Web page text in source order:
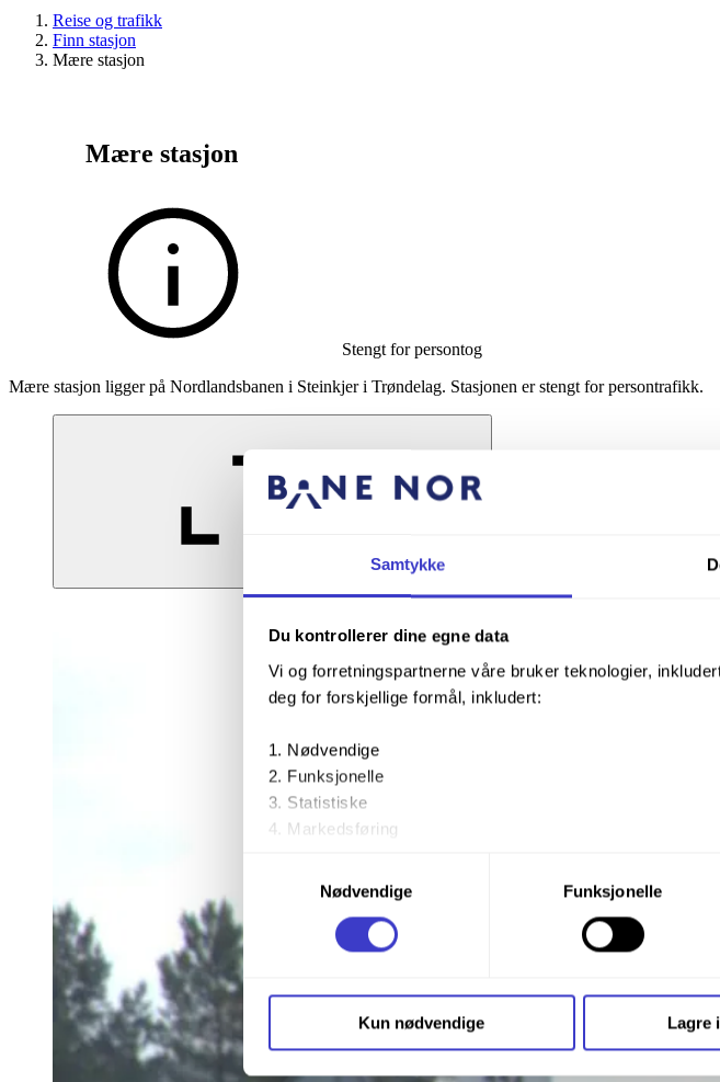
Samtykke
Du kontrollerer dine egne data
Vi og forretningspartnerne våre bruker teknologier,
deg for forskjellige formål, inkludert:
Nødvendige
Funksjonelle
Statistiske
Markedsføring
Ved å trykke «Godta alle» gir du din tillatelse til alle disse
trykke på avmerkingsboksen under formålet, og deretter
Du kan lese mer om hvordan vi bruker
personopplysninger på vår side
Informasjonskapsler
Nødvendige
Funksjonelle
Kun nødvendige Lagre
Reise og trafikk
Finn stasjon
Mære stasjon
Mære stasjon
Stengt for persontog
Mære stasjon ligger på Nordlandsbanen i Steinkjer i Trøndelag. Stasjonen er stengt for persontrafikk.
Forstørr bildet